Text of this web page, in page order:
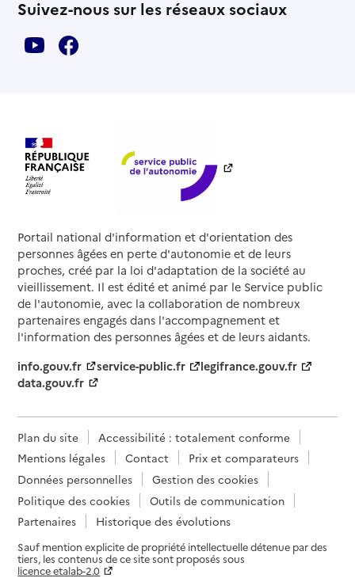
Suivez-nous sur les réseaux sociaux
Portail national d'information et d'orientation des
personnes âgées en perte d'autonomie et de leurs
proches, créé par la loi d'adaptation de la société au
vieillissement. Il est édité et animé par le Service public
de l'autonomie, avec la collaboration de nombreux
partenaires engagés dans l'accompagnement et
l'information des personnes âgées et de leurs aidants.
info.gouv.fr
service-public.fr
legifrance.gouv.fr
data.gouv.fr
Plan du site
Accessibilité : totalement conforme
Mentions légales
Contact
Prix et comparateurs
Données personnelles
Gestion des cookies
Politique des cookies
Outils de communication
Partenaires
Historique des évolutions
Sauf mention explicite de propriété intellectuelle détenue par des
tiers, les contenus de ce site sont proposés sous
licence etalab-2.0